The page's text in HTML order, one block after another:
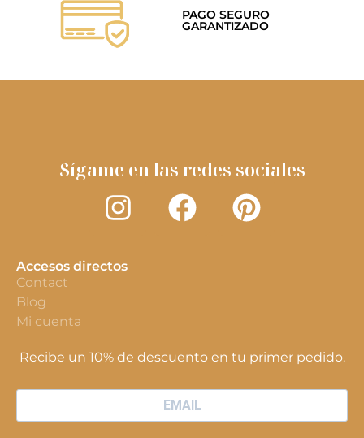
PAGO SEGURO
GARANTIZADO
Sígame en las redes sociales
Accesos directos
Contact
Blog
Mi cuenta
Recibe un 10% de descuento en tu primer pedido.